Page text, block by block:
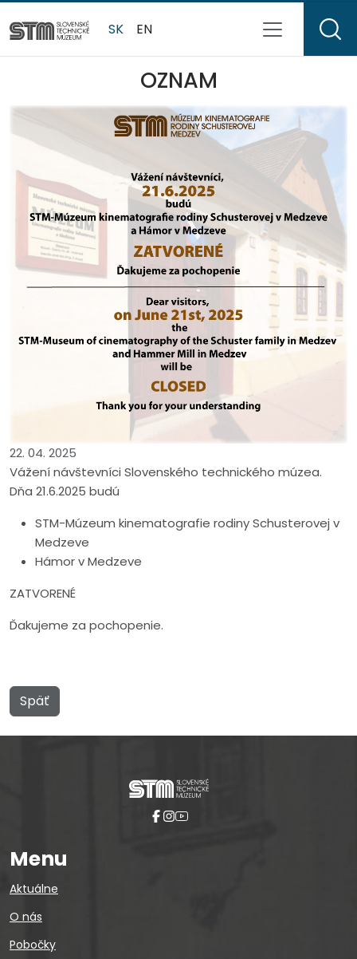
SK EN
OZNAM
22. 04. 2025
Vážení návštevníci Slovenského technického múzea.
Dňa 21.6.2025 budú
STM-Múzeum kinematografie rodiny Schusterovej v
Medzeve
Hámor v Medzeve
ZATVORENÉ
Ďakujeme za pochopenie.
Späť
Menu
Aktuálne
O nás
Pobočky